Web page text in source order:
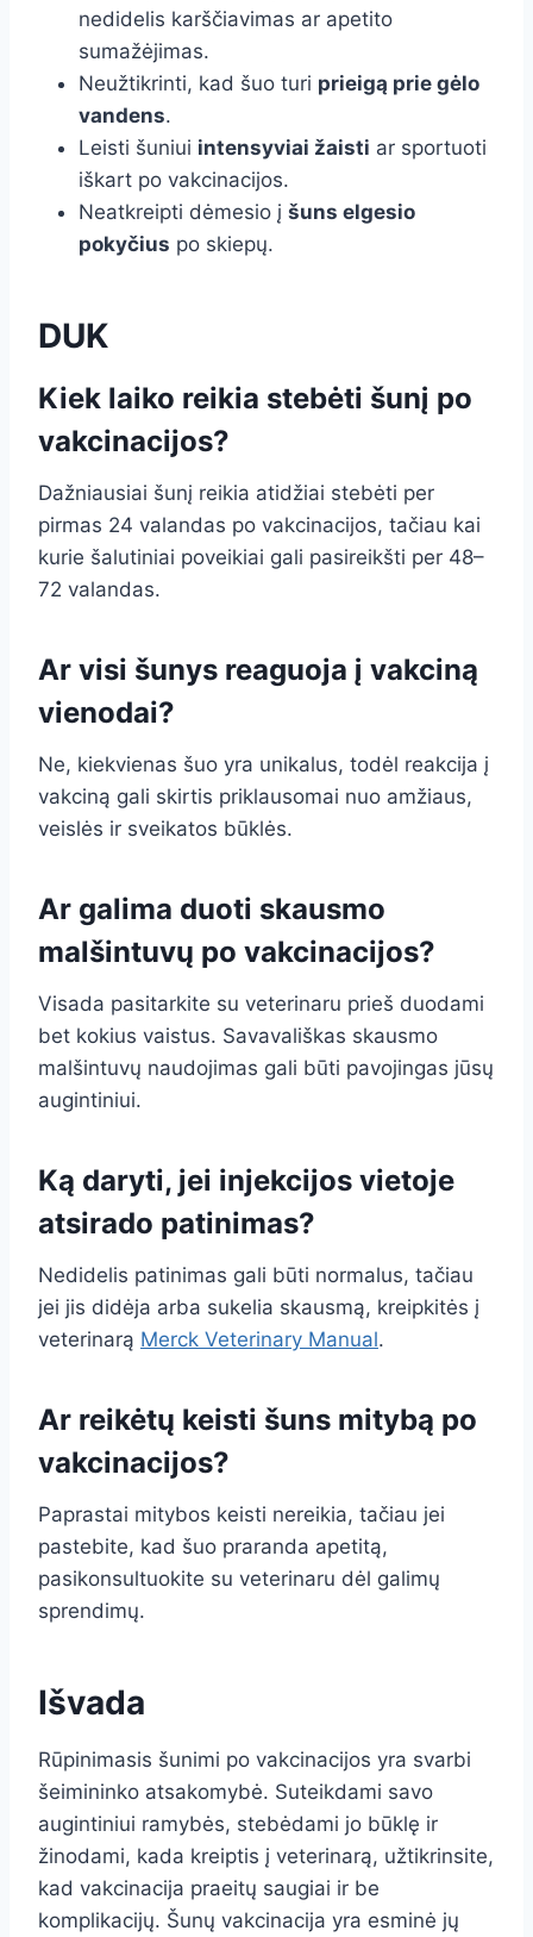
nedidelis karščiavimas ar apetito
sumažėjimas.
Neužtikrinti, kad šuo turi prieigą prie gėlo
vandens.
Leisti šuniui intensyviai žaisti ar sportuoti
iškart po vakcinacijos.
Neatkreipti dėmesio į šuns elgesio
pokyčius po skiepų.
DUK
Kiek laiko reikia stebėti šunį po
vakcinacijos?
Dažniausiai šunį reikia atidžiai stebėti per
pirmas 24 valandas po vakcinacijos, tačiau kai
kurie šalutiniai poveikiai gali pasireikšti per 48–
72 valandas.
Ar visi šunys reaguoja į vakciną
vienodai?
Ne, kiekvienas šuo yra unikalus, todėl reakcija į
vakciną gali skirtis priklausomai nuo amžiaus,
veislės ir sveikatos būklės.
Ar galima duoti skausmo
malšintuvų po vakcinacijos?
Visada pasitarkite su veterinaru prieš duodami
bet kokius vaistus. Savavališkas skausmo
malšintuvų naudojimas gali būti pavojingas jūsų
augintiniui.
Ką daryti, jei injekcijos vietoje
atsirado patinimas?
Nedidelis patinimas gali būti normalus, tačiau
jei jis didėja arba sukelia skausmą, kreipkitės į
veterinarą Merck Veterinary Manual.
Ar reikėtų keisti šuns mitybą po
vakcinacijos?
Paprastai mitybos keisti nereikia, tačiau jei
pastebite, kad šuo praranda apetitą,
pasikonsultuokite su veterinaru dėl galimų
sprendimų.
Išvada
Rūpinimasis šunimi po vakcinacijos yra svarbi
šeimininko atsakomybė. Suteikdami savo
augintiniui ramybės, stebėdami jo būklę ir
žinodami, kada kreiptis į veterinarą, užtikrinsite,
kad vakcinacija praeitų saugiai ir be
komplikacijų. Šunų vakcinacija yra esminė jų